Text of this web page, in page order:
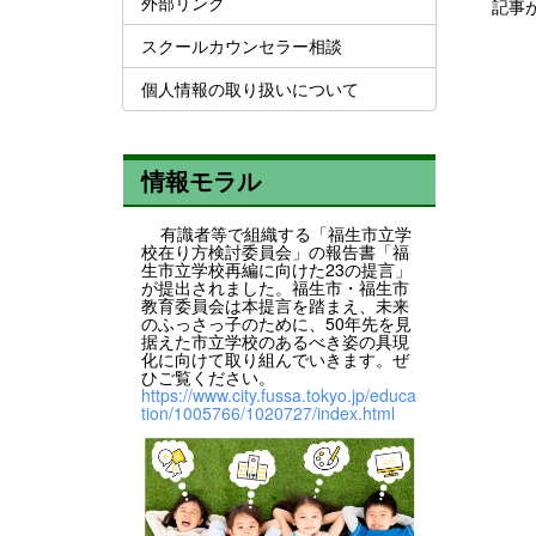
記事
スクールカウンセラー相談
個人情報の取り扱いについて
情報モラル
有識者等で組織する「福生市立学
校在り方検討委員会」の報告書「福
生市立学校再編に向けた23の提言」
が提出されました。福生市・福生市
教育委員会は本提言を踏まえ、未来
のふっさっ子のために、50年先を見
据えた市立学校のあるべき姿の具現
化に向けて取り組んでいきます。ぜ
ひご覧ください。
https://www.city.fussa.tokyo.jp/educa
tion/1005766/1020727/index.html